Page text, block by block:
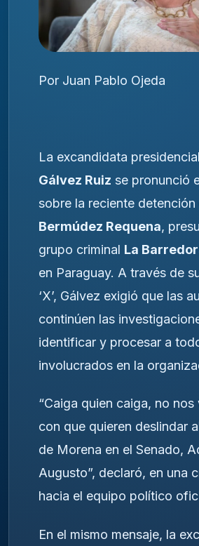
Por Juan Pablo Ojeda
La excandidata presidencial
Gálvez Ruiz se pronunció
sobre la reciente detención
Bermúdez Requena,
grupo criminal La
en Paraguay. A través de
‘X’, Gálvez exigió que las
continúen las
identificar y procesar a
involucrados en la
“Caiga quien caiga, no nos
con que quieren deslindar
de Morena en el Senado,
Augusto”, declaró, en una
hacia el equipo político
En el mismo mensaje, la